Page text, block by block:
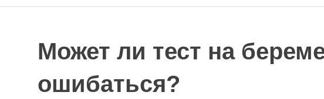
Может ли тест на
ошибаться?